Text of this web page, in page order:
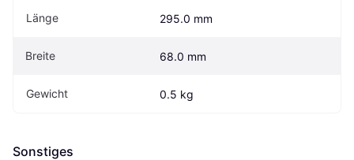
Länge 295.0 mm
Breite 68.0 mm
Gewicht 0.5 kg
Sonstiges